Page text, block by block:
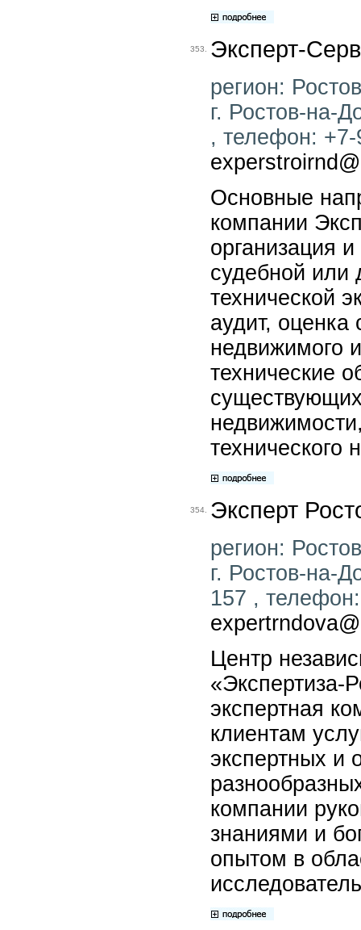
353. Эксперт-
регион:
г. Ростов-на-
, телефон:
Основные
компании
организация
судебной или
технической
аудит, оценка
недвижимого
технические
технического
354. Эксперт
регион:
г. Ростов-на-
157 ,
Центр
«Экспертиза-
экспертная
клиентам
экспертных и
компании
знаниями и
опытом в